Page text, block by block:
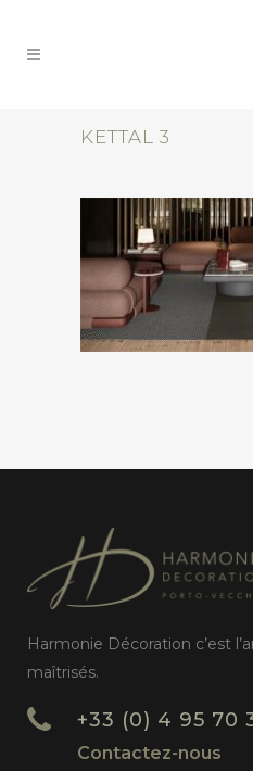
KETTAL 3
Harmonie Décoration c’est
maîtrisés.
+33 (0) 4 95 70
Contactez-nous